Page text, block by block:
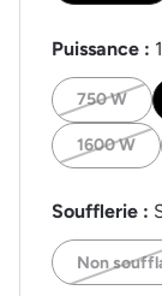
Puissance :
750 W
1600 W
Soufflerie :
Non